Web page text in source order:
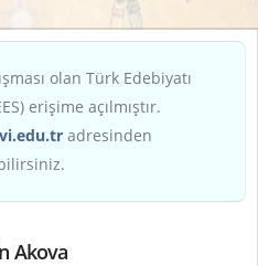
olan Türk Edebiyatı
erişime açılmıştır.
adresinden
Akova